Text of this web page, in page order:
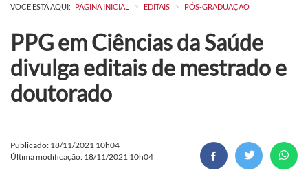
VOCÊ ESTÁ AQUI: PÁGINA INICIAL > EDITAIS > PÓS-GRADUAÇÃO
PPG em Ciências da Saúde
divulga editais de mestrado e
doutorado
Publicado: 18/11/2021 10h04
Última modificação: 18/11/2021 10h04